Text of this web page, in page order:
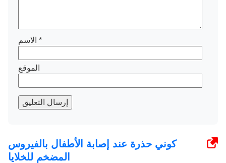
*
الموقع
إرسال التعليق
كوني حذرة عند إصابة الأطفال بالفيروس
المضخم للخلايا